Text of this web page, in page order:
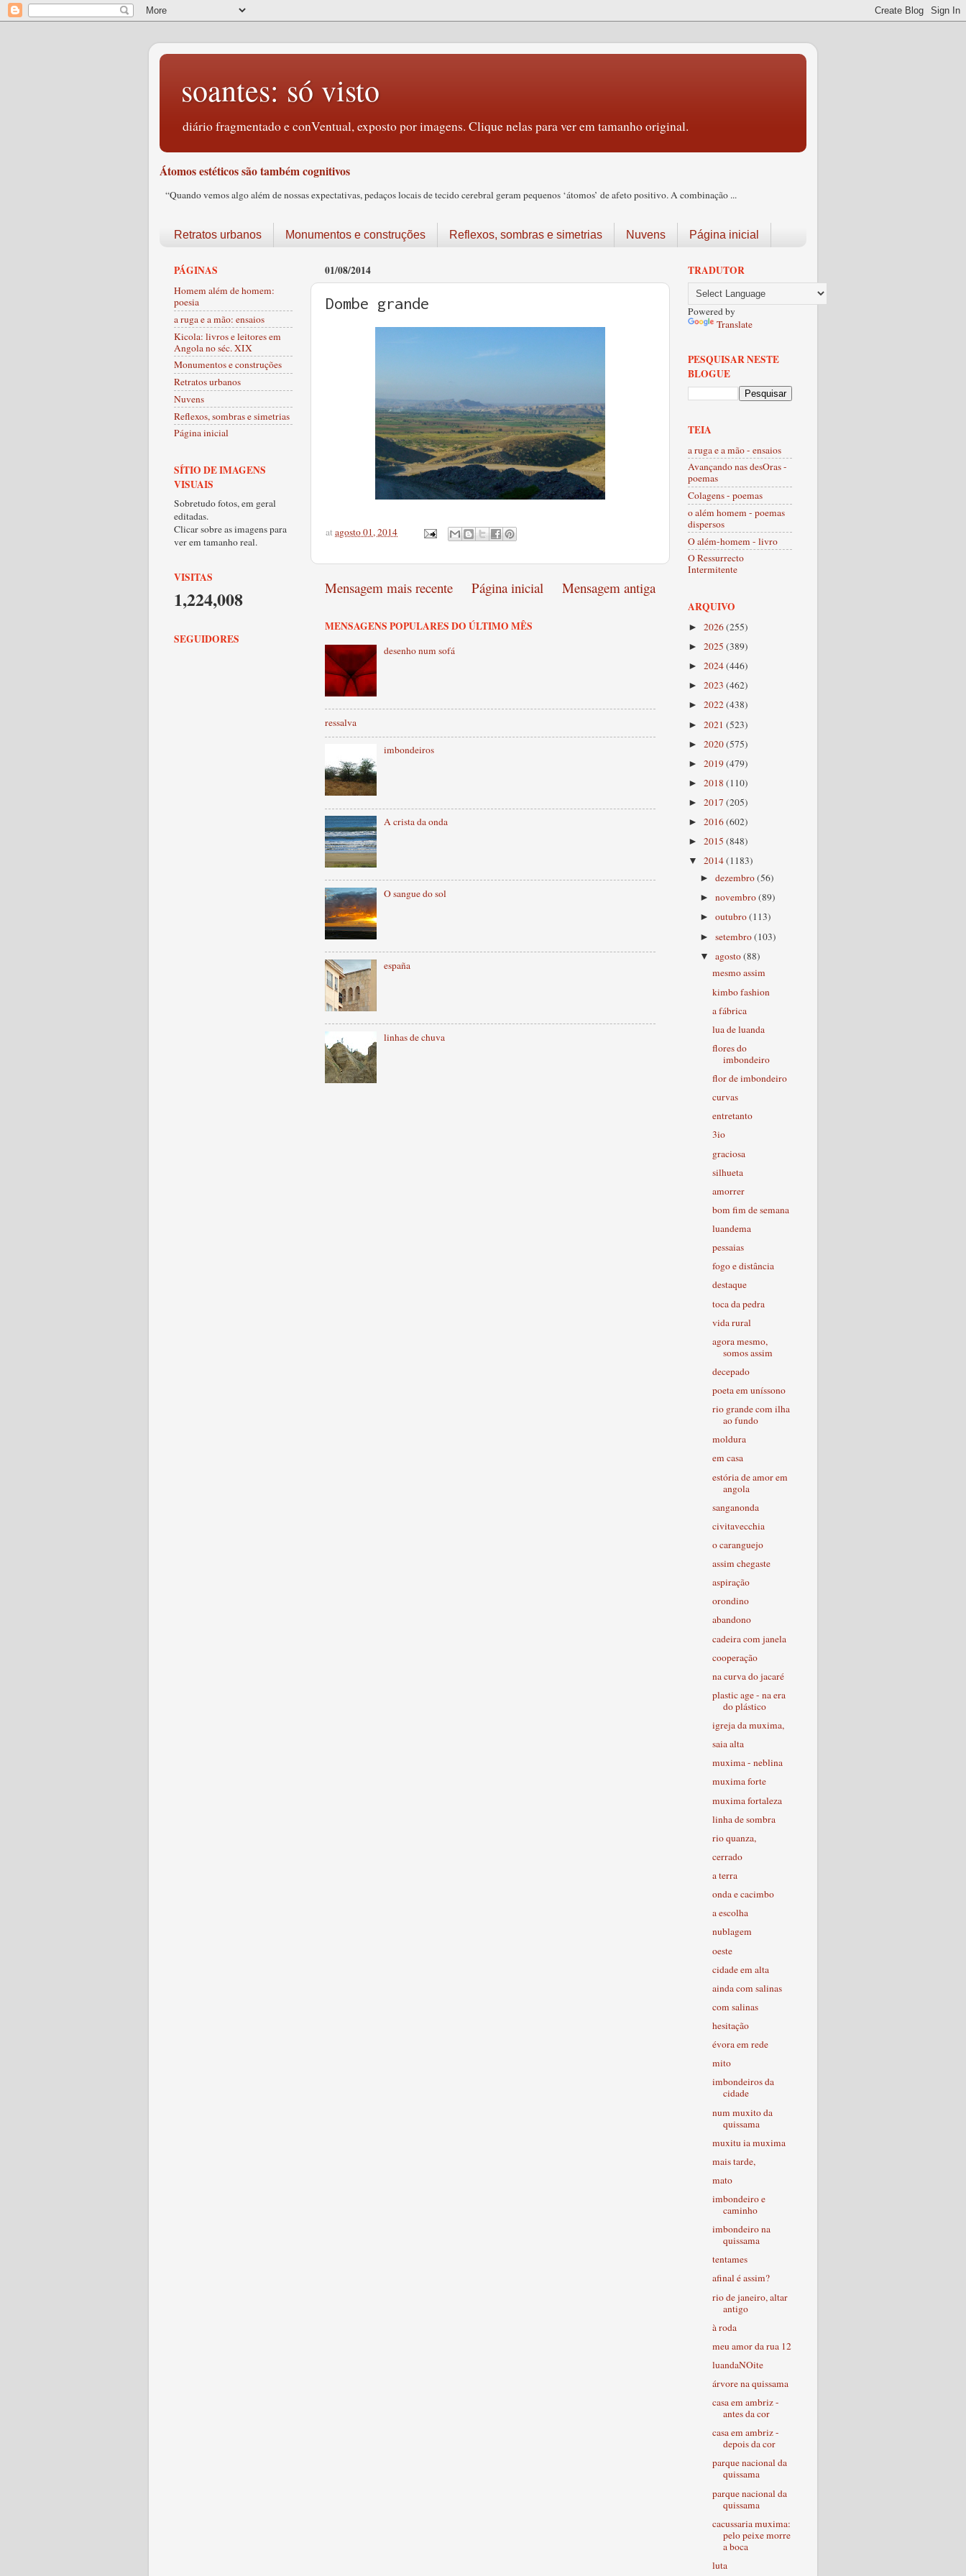
soantes: só visto
diário fragmentado e conVentual, exposto por imagens. Clique nelas para ver em tamanho original.
Átomos estéticos são também cognitivos
“Quando vemos algo além de nossas expectativas, pedaços locais de tecido cerebral geram pequenos ‘átomos’ de afeto positivo. A combinação ...
Retratos urbanos Monumentos e construções Reflexos, sombras e simetrias Nuvens Página inicial
01/08/2014
Dombe grande
atagosto 01, 2014
Mensagem mais recente Mensagem antiga
Página inicial
MENSAGENS POPULARES DO ÚLTIMO MÊS
desenho num sofá
ressalva
imbondeiros
A crista da onda
O sangue do sol
españa
linhas de chuva
PÁGINAS
Homem além de homem:
poesia
a ruga e a mão: ensaios
Kicola: livros e leitores em
Angola no séc. XIX
Monumentos e construções
Retratos urbanos
Nuvens
Reflexos, sombras e simetrias
Página inicial
SÍTIO DE IMAGENS
VISUAIS
Sobretudo fotos, em geral
editadas.
Clicar sobre as imagens para
ver em tamanho real.
VISITAS
1,224,008
SEGUIDORES
TRADUTOR
Powered by
Translate
PESQUISAR NESTE
BLOGUE
TEIA
a ruga e a mão - ensaios
Avançando nas desOras -
poemas
Colagens - poemas
o além homem - poemas
dispersos
O além-homem - livro
O Ressurrecto
Intermitente
ARQUIVO
► 2026(255)
► 2025 (389)
► 2024(446)
► 2023 (462)
► 2022(438)
► 2021 (523)
► 2020(575)
► 2019(479)
► 2018 (110)
► 2017 (205)
► 2016(602)
► 2015 (848)
▼ 2014(1183)
►dezembro(56)
►novembro(89)
►outubro(113)
►setembro(103)
▼agosto(88)
mesmo assim
kimbo fashion
a fábrica
lua de luanda
flores do
imbondeiro
flor de imbondeiro
curvas
entretanto
3io
graciosa
silhueta
amorrer
bom fim de semana
luandema
pessaias
fogo e distância
destaque
toca da pedra
vida rural
agora mesmo,
somos assim
decepado
poeta em uníssono
rio grande com ilha
ao fundo
moldura
em casa
estória de amor em
angola
sanganonda
civitavecchia
o caranguejo
assim chegaste
aspiração
orondino
abandono
cadeira com janela
cooperação
na curva do jacaré
plastic age - na era
do plástico
igreja da muxima,
saia alta
muxima - neblina
muxima forte
muxima fortaleza
linha de sombra
rio quanza,
cerrado
a terra
onda e cacimbo
a escolha
nublagem
oeste
cidade em alta
ainda com salinas
com salinas
hesitação
évora em rede
mito
imbondeiros da
cidade
num muxito da
quissama
muxitu ia muxima
mais tarde,
mato
imbondeiro e
caminho
imbondeiro na
quissama
tentames
afinal é assim?
rio de janeiro, altar
antigo
à roda
meu amor da rua 12
luandaNOite
árvore na quissama
casa em ambriz -
antes da cor
casa em ambriz -
depois da cor
parque nacional da
quissama
parque nacional da
quissama
cacussaria muxima:
pelo peixe morre
a boca
luta